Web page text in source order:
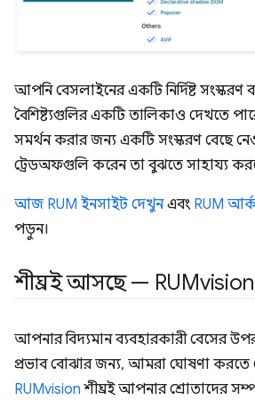
আপনি বেসলাইনের একটি নির্দিষ্ট সংস্করণ
বৈশিষ্ট্যগুলির একটি তালিকাও দেখতে
সমর্থন করার জন্য একটি সংস্করণ বেছে
ট্রেডঅফগুলি করেন তা বুঝতে সাহায্য
আজ RUM ইনসাইট দেখুনএবং RUM
পড়ুন।
শীঘ্রই আসছে — RUMvision
আপনার বিদ্যমান ব্যবহারকারী বেসের
প্রভাব বোঝার জন্য, আমরা ঘোষণা করতে
RUMvision শীঘ্রই আপনার শ্রোতাদের